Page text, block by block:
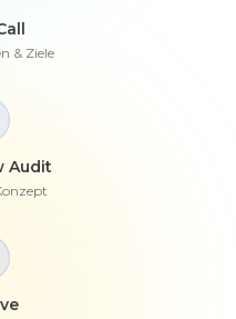
& Ziele
Audit